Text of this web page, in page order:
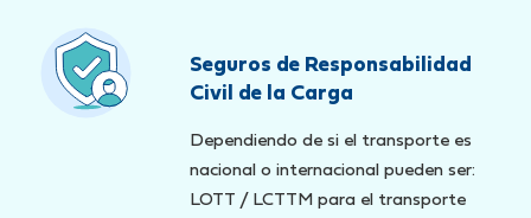
Seguros de Responsabilidad
Civil de la Carga
Dependiendo de si el transporte es
nacional o internacional pueden ser:
LOTT / LCTTM para el transporte